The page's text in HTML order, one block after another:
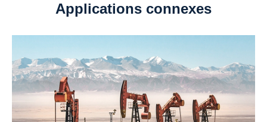
Applications connexes